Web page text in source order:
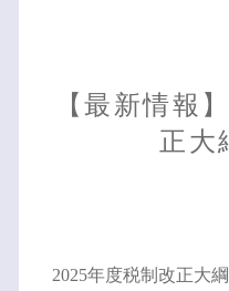
【最新情報
正大
2025年度税制改正大